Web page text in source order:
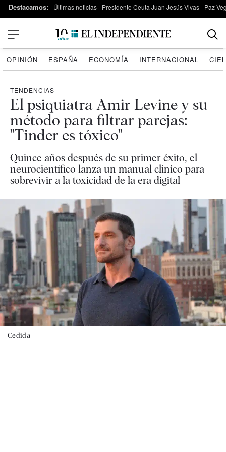
Destacamos: Últimas noticias Presidente Ceuta Juan Jesús Vivas Paz
OPINIÓN ESPAÑA ECONOMÍA INTERNACIONAL
TENDENCIAS
El psiquiatra Amir Levine y su
método para filtrar parejas:
"Tinder es tóxico"
Quince años después de su primer éxito, el
neurocientífico lanza un manual clínico para
sobrevivir a la toxicidad de la era digital
Cedida